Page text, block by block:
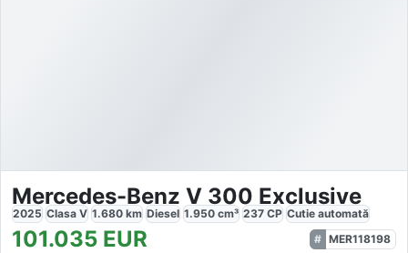
Mercedes-Benz V 300 Exclusive
2025 Clasa V 1.680 km Diesel 1.950 cm³ 237 CP Cutie automată
101.035 EUR
MER118198